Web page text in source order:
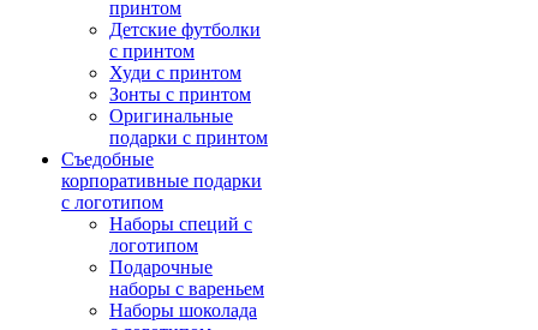
принтом
Детские футболки
с принтом
Худи с принтом
Зонты с принтом
Оригинальные
подарки с принтом
Съедобные
корпоративные подарки
с логотипом
Наборы специй с
логотипом
Подарочные
наборы с вареньем
Наборы шоколада